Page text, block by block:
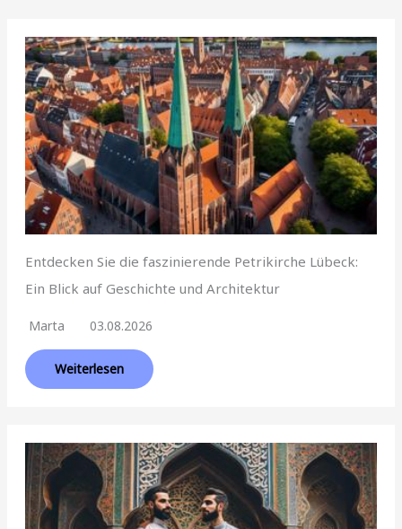
Entdecken Sie die faszinierende Petrikirche Lübeck:
Ein Blick auf Geschichte und Architektur
Marta 03.08.2026
Weiterlesen